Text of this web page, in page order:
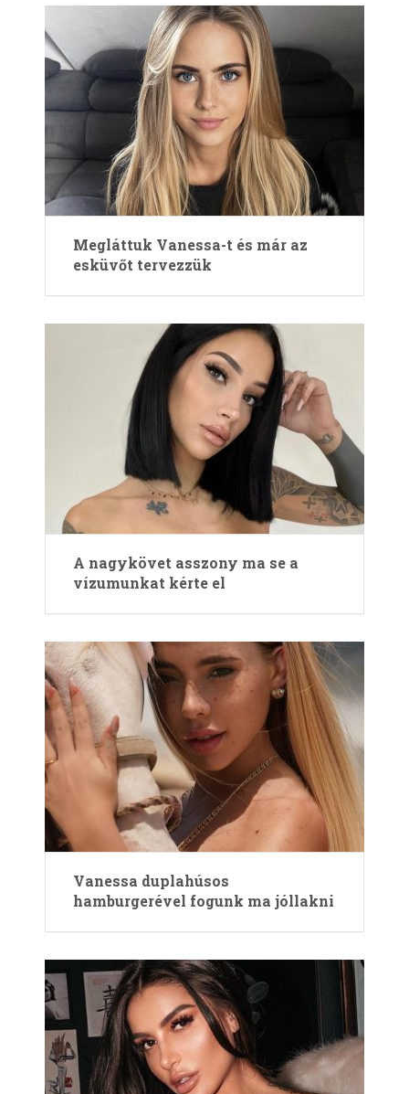
Megláttuk Vanessa-t és már az
esküvőt tervezzük
A nagykövet asszony ma se a
vízumunkat kérte el
Vanessa duplahúsos
hamburgerével fogunk ma jóllakni